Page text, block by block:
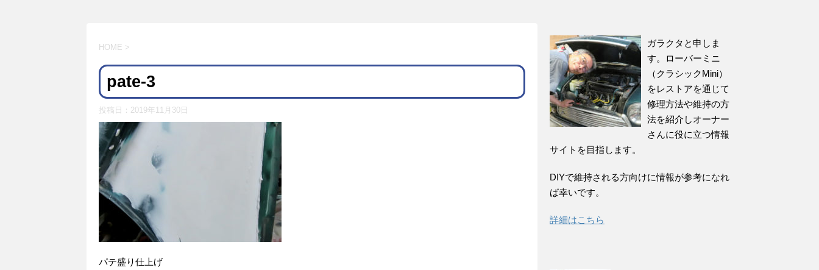
HOME >
pate-3
投稿日： 2019年11月30日
パテ盛り仕上げ
ガラクタと申しま
す。ローバーミニ
（クラシックMini）
をレストアを通じて
修理方法や維持の方
法を紹介しオーナー
さんに役に立つ情報
サイトを目指します。
DIYで維持される方向けに情報が参考になれ
ば幸いです。
詳細はこちら